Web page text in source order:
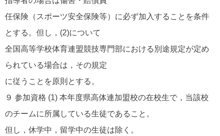
任保険（スポーツ安全保険等）に必ず加入することを条件
とする。但し，(2)について
全国高等学校体育連盟競技専門部における別途規定が定め
られている場合は，その規定
に従うことを原則とする。
９ 参加資格 (1) 本年度県高体連加盟校の在校生で，当該校
のチームに所属している生徒であること。
但し，休学中，留学中の生徒は除く。